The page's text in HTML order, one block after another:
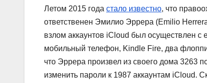
Летом 2015 года стало известно, что
ответственен Эмилио Эррера (Emilio
взлом аккаунтов iCloud был осуществлен
мобильный телефон, Kindle Fire, два
что Эррера произвел из своего дома 3263
изменить пароли к 1987 аккаунтам iCloud.